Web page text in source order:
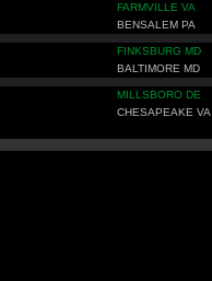
FARMVILLE VA
BENSALEM PA
FINKSBURG MD
BALTIMORE MD
MILLSBORO DE
CHESAPEAKE VA